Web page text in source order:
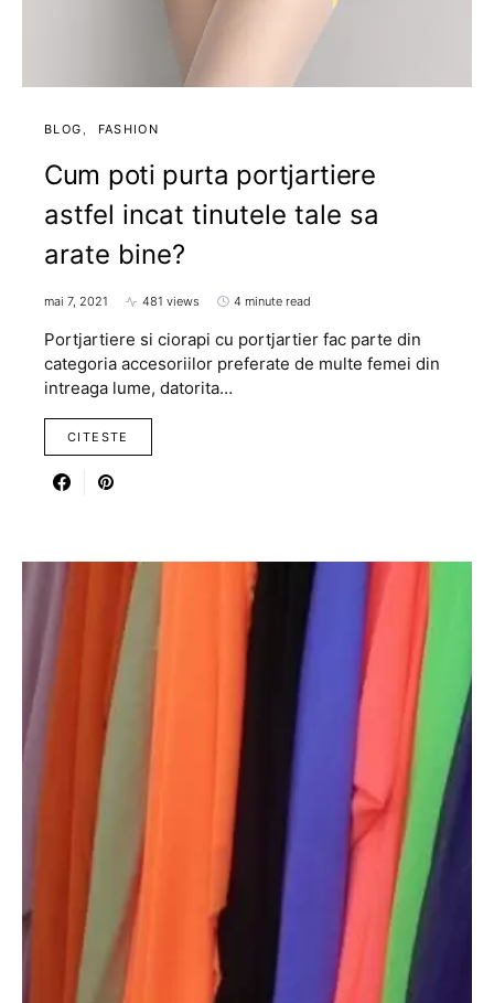
BLOG FASHION
Cum poti purta portjartiere
astfel incat tinutele tale sa
arate bine?
mai 7, 2021 481 views 4 minute read
Portjartiere si ciorapi cu portjartier fac parte din
categoria accesoriilor preferate de multe femei din
intreaga lume, datorita…
CITESTE